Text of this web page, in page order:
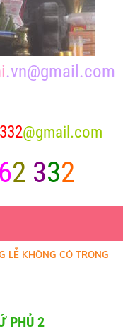
.vn@gmail.com
@gmail.com
62 332
LỄ KHÔNG CÓ TRONG
PHỦ 2